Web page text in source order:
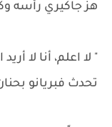
هز جاكيري رأسه
" لا اعلم، أنا لا
تحدث فبريانو